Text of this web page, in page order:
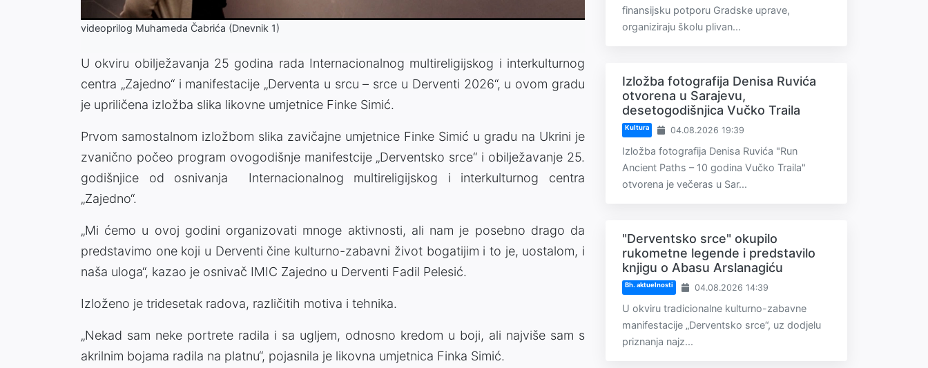
videoprilog Muhameda Čabrića (Dnevnik 1)
U okviru obilježavanja 25 godina rada Internacionalnog multireligijskog i interkulturnog
centra „Zajedno“ i manifestacije „Derventa u srcu – srce u Derventi 2026“, u ovom gradu
je upriličena izložba slika likovne umjetnice Finke Simić.
Prvom samostalnom izložbom slika zavičajne umjetnice Finke Simić u gradu na Ukrini je
zvanično počeo program ovogodišnje manifestcije „Derventsko srce“ i obilježavanje 25.
godišnjice od osnivanja Internacionalnog multireligijskog i interkulturnog centra
„Zajedno“.
„Mi ćemo u ovoj godini organizovati mnoge aktivnosti, ali nam je posebno drago da
predstavimo one koji u Derventi čine kulturno-zabavni život bogatijim i to je, uostalom, i
naša uloga“, kazao je osnivač IMIC Zajedno u Derventi Fadil Pelesić.
Izloženo je tridesetak radova, različitih motiva i tehnika.
„Nekad sam neke portrete radila i sa ugljem, odnosno kredom u boji, ali najviše sam s
akrilnim bojama radila na platnu“, pojasnila je likovna umjetnica Finka Simić.
finansijsku potporu Gradske uprave,
organiziraju školu plivan...
Izložba fotografija Denisa Ruvića
otvorena u Sarajevu,
desetogodišnjica Vučko Traila
Kultura 04.08.2026 19:39
Izložba fotografija Denisa Ruvića "Run
Ancient Paths – 10 godina Vučko Traila"
otvorena je večeras u Sar...
"Derventsko srce" okupilo
rukometne legende i predstavilo
knjigu o Abasu Arslanagiću
Bh. aktuelnosti 04.08.2026 14:39
U okviru tradicionalne kulturno-zabavne
manifestacije „Derventsko srce“, uz dodjelu
priznanja najz...